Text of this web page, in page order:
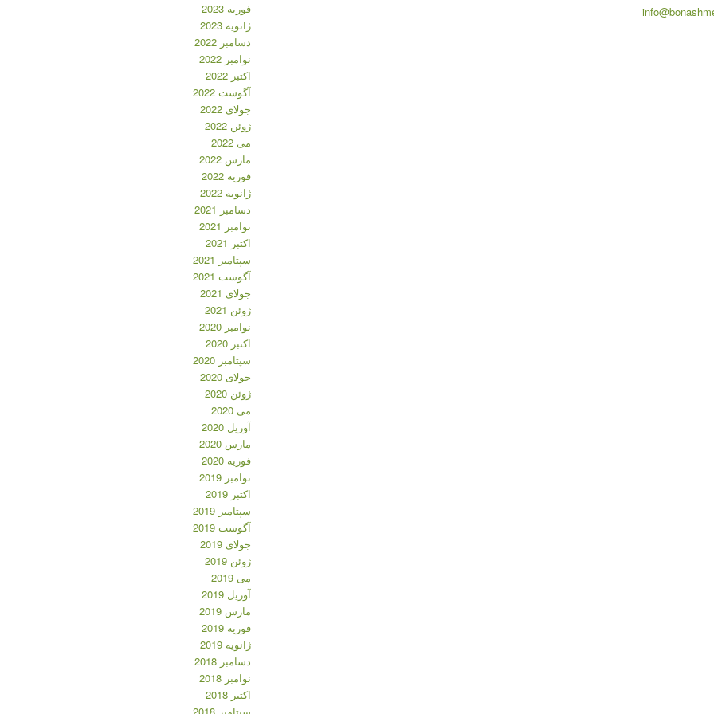
فوریه 2023
ژانویه 2023
دسامبر 2022
نوامبر 2022
اکتبر 2022
آگوست 2022
جولای 2022
ژوئن 2022
می 2022
مارس 2022
فوریه 2022
ژانویه 2022
دسامبر 2021
نوامبر 2021
اکتبر 2021
سپتامبر 2021
آگوست 2021
جولای 2021
ژوئن 2021
نوامبر 2020
اکتبر 2020
سپتامبر 2020
جولای 2020
ژوئن 2020
می 2020
آوریل 2020
مارس 2020
فوریه 2020
نوامبر 2019
اکتبر 2019
سپتامبر 2019
آگوست 2019
جولای 2019
ژوئن 2019
می 2019
آوریل 2019
مارس 2019
فوریه 2019
ژانویه 2019
دسامبر 2018
نوامبر 2018
اکتبر 2018